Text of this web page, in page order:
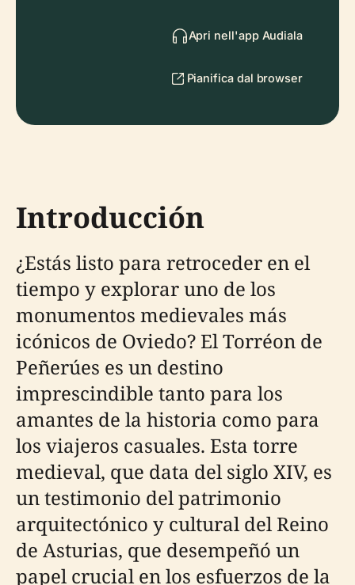
Apri nell'app Audiala
Pianifica dal browser
Introducción
¿Estás listo para retroceder en el
tiempo y explorar uno de los
monumentos medievales más
icónicos de Oviedo? El Torréon de
Peñerúes es un destino
imprescindible tanto para los
amantes de la historia como para
los viajeros casuales. Esta torre
medieval, que data del siglo XIV, es
un testimonio del patrimonio
arquitectónico y cultural del Reino
de Asturias, que desempeñó un
papel crucial en los esfuerzos de la